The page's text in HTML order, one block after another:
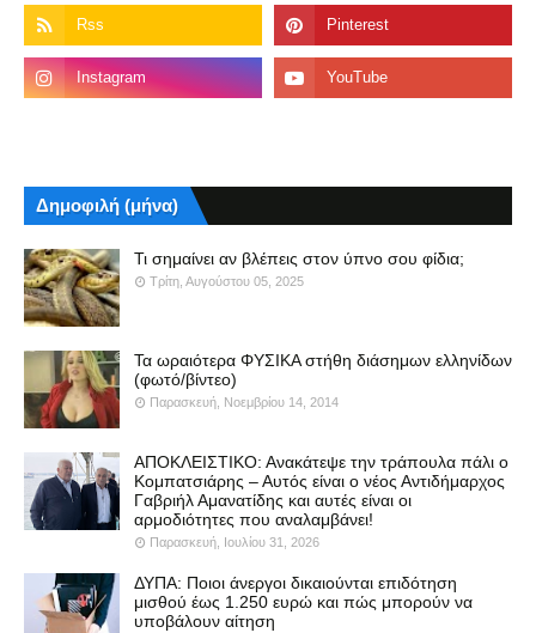
Δημοφιλή (μήνα)
Τι σημαίνει αν βλέπεις στον ύπνο σου φίδια;
Τρίτη, Αυγούστου 05, 2025
Τα ωραιότερα ΦΥΣΙΚΑ στήθη διάσημων ελληνίδων
(φωτό/βίντεο)
Παρασκευή, Νοεμβρίου 14, 2014
ΑΠΟΚΛΕΙΣΤΙΚΟ: Ανακάτεψε την τράπουλα πάλι ο
Κομπατσιάρης – Αυτός είναι ο νέος Αντιδήμαρχος
Γαβριήλ Αμανατίδης και αυτές είναι οι
αρμοδιότητες που αναλαμβάνει!
Παρασκευή, Ιουλίου 31, 2026
ΔΥΠΑ: Ποιοι άνεργοι δικαιούνται επιδότηση
μισθού έως 1.250 ευρώ και πώς μπορούν να
υποβάλουν αίτηση